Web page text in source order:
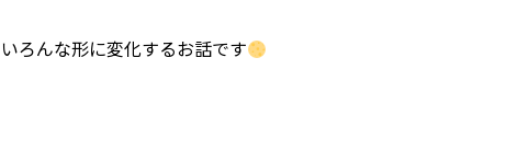
いろんな形に変化するお話です